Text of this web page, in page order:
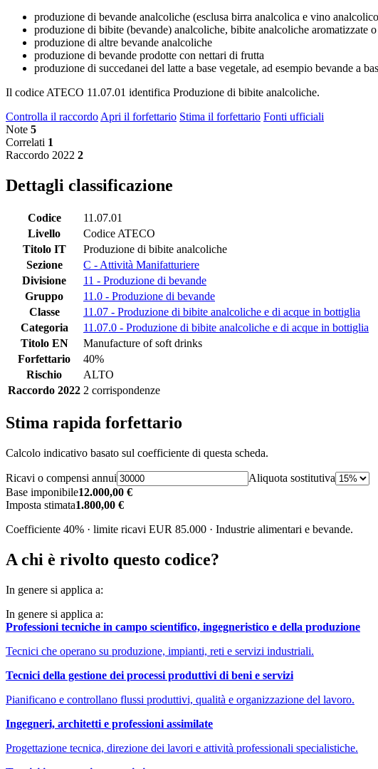
produzione di bevande analcoliche (esclusa birra analcolica e vino
produzione di bibite (bevande) analcoliche, bibite analcoliche aromatizzate
produzione di altre bevande analcoliche
produzione di bevande prodotte con nettari di frutta
produzione di succedanei del latte a base vegetale, ad esempio bevande a
Il codice ATECO 11.07.01 identifica Produzione di bibite analcoliche.
Controlla il raccordo Apri il forfettario Stima il forfettario Fonti ufficiali
Note 5
Correlati 1
Raccordo 2022 2
Dettagli classificazione
Codice
11.07.01
Livello
Codice ATECO
Titolo IT
Produzione di bibite analcoliche
Sezione
C - Attività Manifatturiere
Divisione
11 - Produzione di bevande
Gruppo
11.0 - Produzione di bevande
Classe
11.07 - Produzione di bibite analcoliche e di acque in bottiglia
Categoria
11.07.0 - Produzione di bibite analcoliche e di acque in bottiglia
Titolo EN
Manufacture of soft drinks
Forfettario
40%
Rischio
ALTO
Raccordo 2022 2 corrispondenze
Stima rapida forfettario
Calcolo indicativo basato sul coefficiente di questa scheda.
Ricavi o compensi annui
Aliquota sostitutiva
Base imponibile12.000,00 €
Imposta stimata1.800,00 €
Coefficiente 40% · limite ricavi EUR 85.000 · Industrie alimentari e bevande.
A chi è rivolto questo codice?
In genere si applica a:
In genere si applica a:
Professioni tecniche in campo scientifico, ingegneristico e della produzione
Tecnici che operano su produzione, impianti, reti e servizi industriali.
Tecnici della gestione dei processi produttivi di beni e servizi
Pianificano e controllano flussi produttivi, qualità e organizzazione del lavoro.
Ingegneri, architetti e professioni assimilate
Progettazione tecnica, direzione dei lavori e attività professionali specialistiche.